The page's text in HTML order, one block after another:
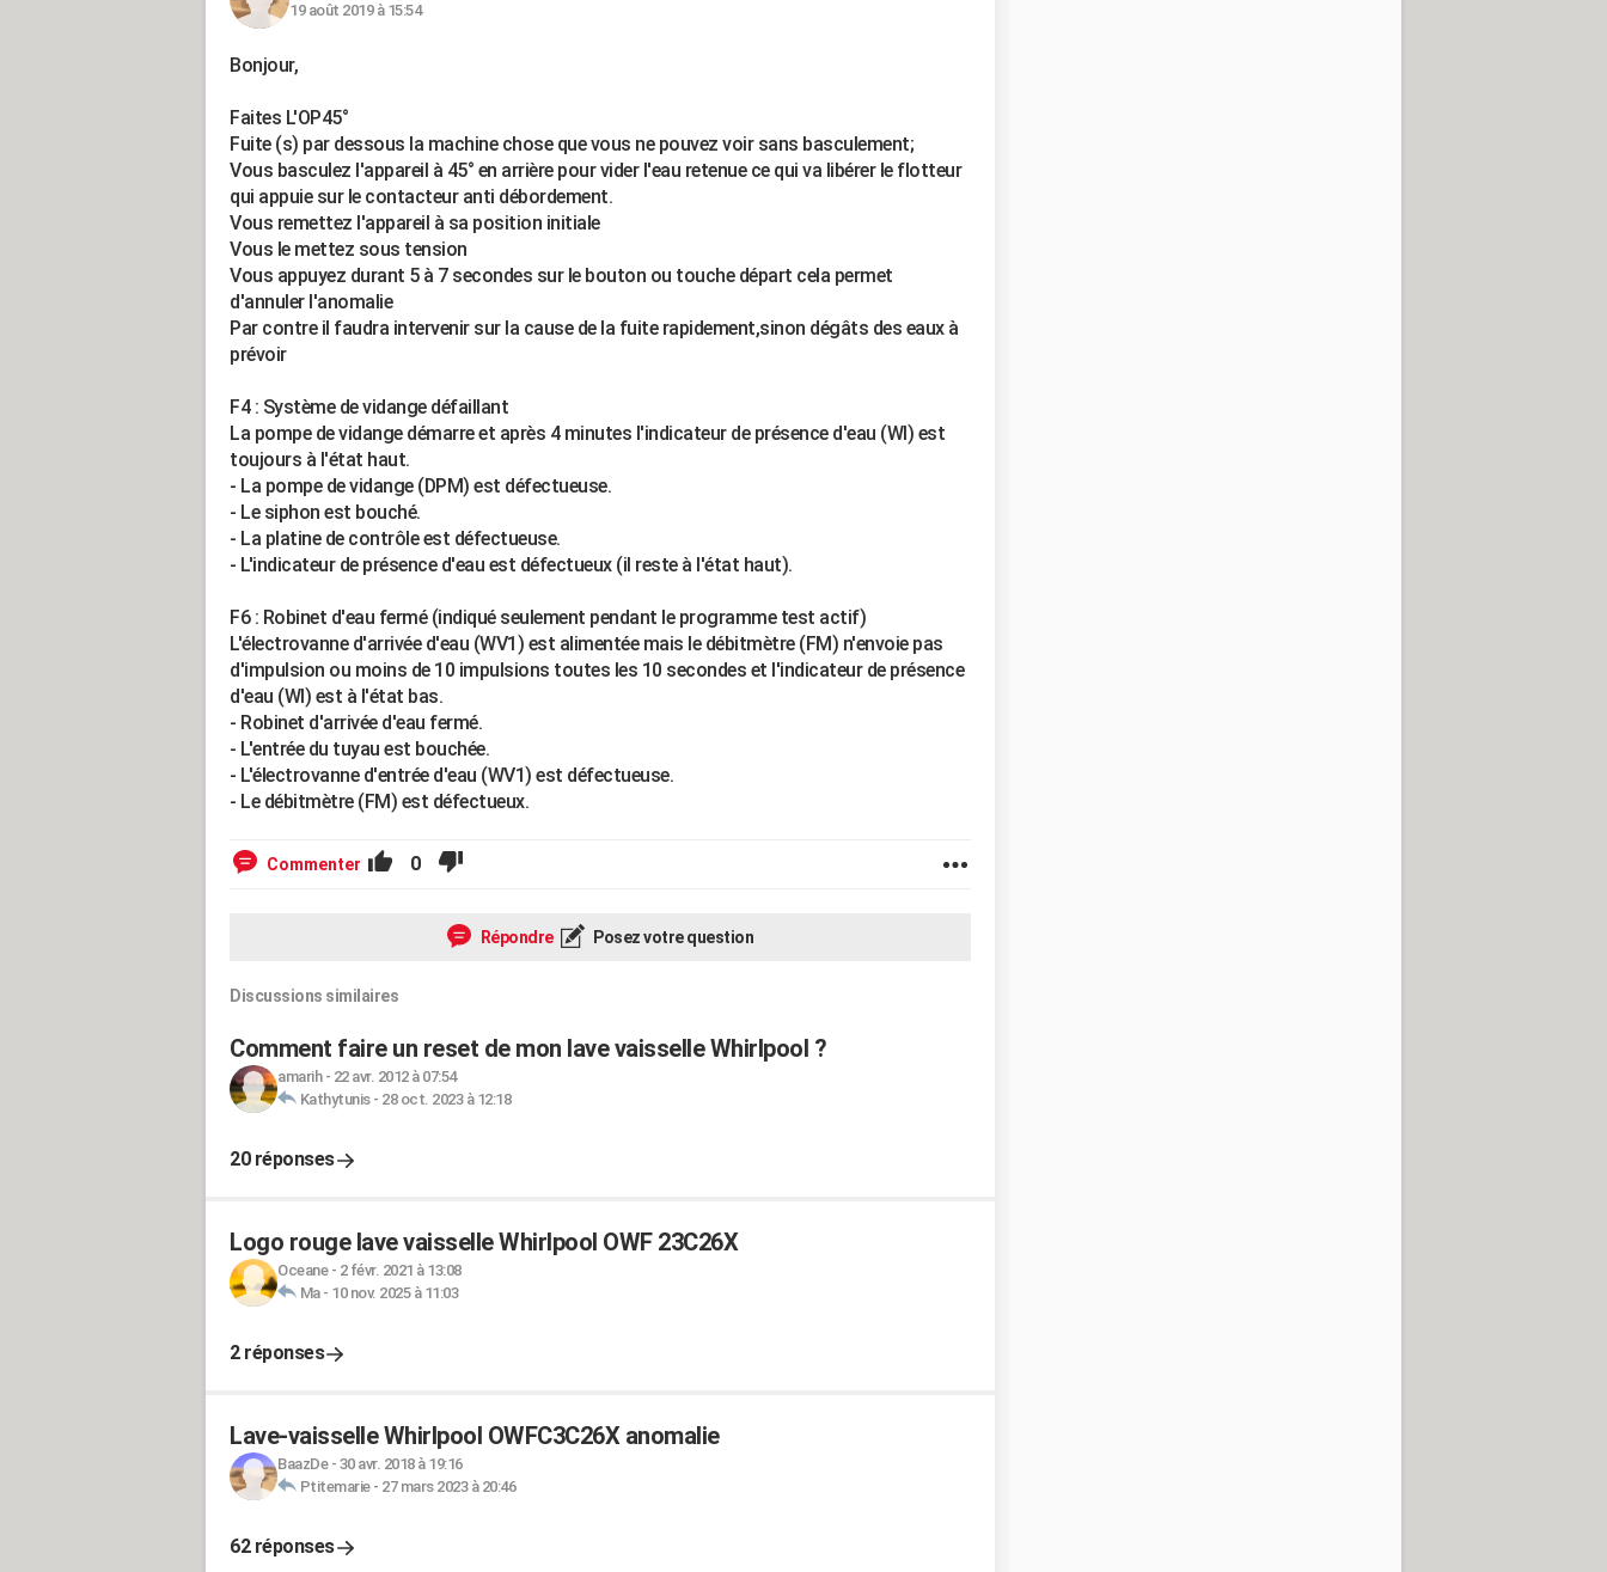
19 août 2019 à 15:54
Bonjour,
Faites L'OP45°
Fuite (s) par dessous la machine chose que vous ne pouvez voir sans basculement;
Vous basculez l'appareil à 45° en arrière pour vider l'eau retenue ce qui va libérer le flotteur
qui appuie sur le contacteur anti débordement.
Vous remettez l'appareil à sa position initiale
Vous le mettez sous tension
Vous appuyez durant 5 à 7 secondes sur le bouton ou touche départ cela permet
d'annuler l'anomalie
Par contre il faudra intervenir sur la cause de la fuite rapidement,sinon dégâts des eaux à
prévoir
F4 : Système de vidange défaillant
La pompe de vidange démarre et après 4 minutes l'indicateur de présence d'eau (WI) est
toujours à l'état haut.
- La pompe de vidange (DPM) est défectueuse.
- Le siphon est bouché.
- La platine de contrôle est défectueuse.
- L'indicateur de présence d'eau est défectueux (il reste à l'état haut).
F6 : Robinet d'eau fermé (indiqué seulement pendant le programme test actif)
L'électrovanne d'arrivée d'eau (WV1) est alimentée mais le débitmètre (FM) n'envoie pas
d'impulsion ou moins de 10 impulsions toutes les 10 secondes et l'indicateur de présence
d'eau (WI) est à l'état bas.
- Robinet d'arrivée d'eau fermé.
- L'entrée du tuyau est bouchée.
- L'électrovanne d'entrée d'eau (WV1) est défectueuse.
- Le débitmètre (FM) est défectueux.
Commenter 0
Répondre Posez votre question
Discussions similaires
Comment faire un reset de mon lave vaisselle Whirlpool ?
amarih- 22 avr. 2012 à 07:54
Kathytunis- 28 oct. 2023 à 12:18
20 réponses
Logo rouge lave vaisselle Whirlpool OWF 23C26X
Oceane- 2 févr. 2021 à 13:08
Ma- 10 nov. 2025 à 11:03
2 réponses
Lave-vaisselle Whirlpool OWFC3C26X anomalie
BaazDe- 30 avr. 2018 à 19:16
Ptitemarie- 27 mars 2023 à 20:46
62 réponses